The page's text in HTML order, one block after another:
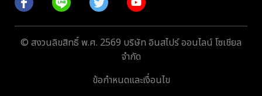
© สงวนลิขสิทธิ์ พ.ศ. 2569 บริษัท อินสไปร์ ออนไลน์ โซเชียล
จำกัด
ข้อกำหนดและเงื่อนไข